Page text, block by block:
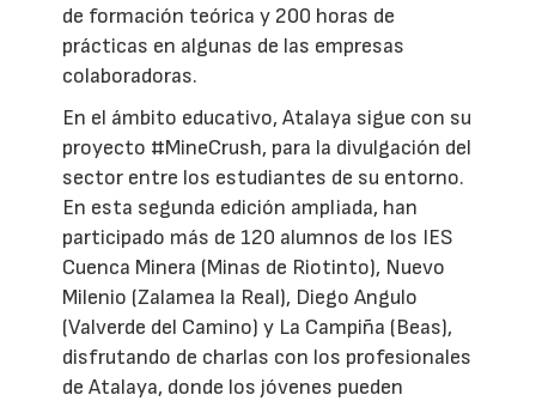
de formación teórica y 200 horas de
prácticas en algunas de las empresas
colaboradoras.
En el ámbito educativo, Atalaya sigue con su
proyecto #MineCrush, para la divulgación del
sector entre los estudiantes de su entorno.
En esta segunda edición ampliada, han
participado más de 120 alumnos de los IES
Cuenca Minera (Minas de Riotinto), Nuevo
Milenio (Zalamea la Real), Diego Angulo
(Valverde del Camino) y La Campiña (Beas),
disfrutando de charlas con los profesionales
de Atalaya, donde los jóvenes pueden